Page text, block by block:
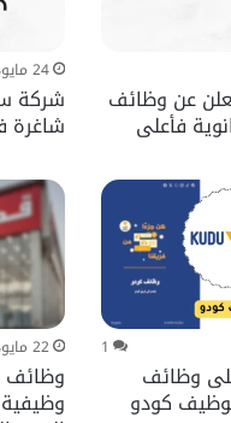
عن وظائف
فأعلى
24 مايو، 2026
شركة
شاغرة
1
وظائف
كودو
22 مايو، 2026
وظائف